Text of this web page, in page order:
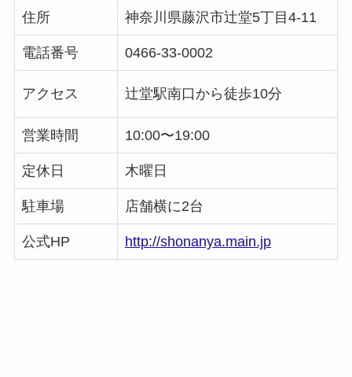
住所 神奈川県藤沢市辻堂5丁目4-11
電話番号 0466-33-0002
アクセス 辻堂駅南口から徒歩10分
営業時間 10:00〜19:00
定休日 木曜日
駐車場 店舗横に2台
公式HP http://shonanya.main.jp